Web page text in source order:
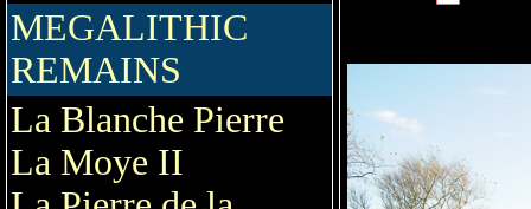
MEGALITHIC
REMAINS
La Blanche Pierre
La Moye II